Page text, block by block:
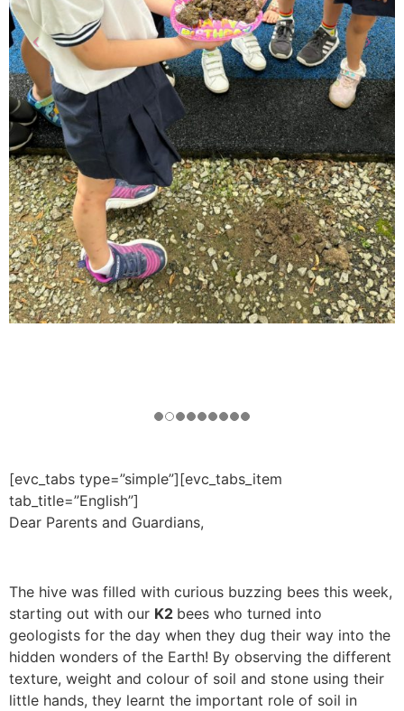
[evc_tabs type=”simple”][evc_tabs_item
tab_title=”English”]
Dear Parents and Guardians,
The hive was filled with curious buzzing bees this week,
starting out with our K2 bees who turned into
geologists for the day when they dug their way into the
hidden wonders of the Earth! By observing the different
texture, weight and colour of soil and stone using their
little hands, they learnt the important role of soil in